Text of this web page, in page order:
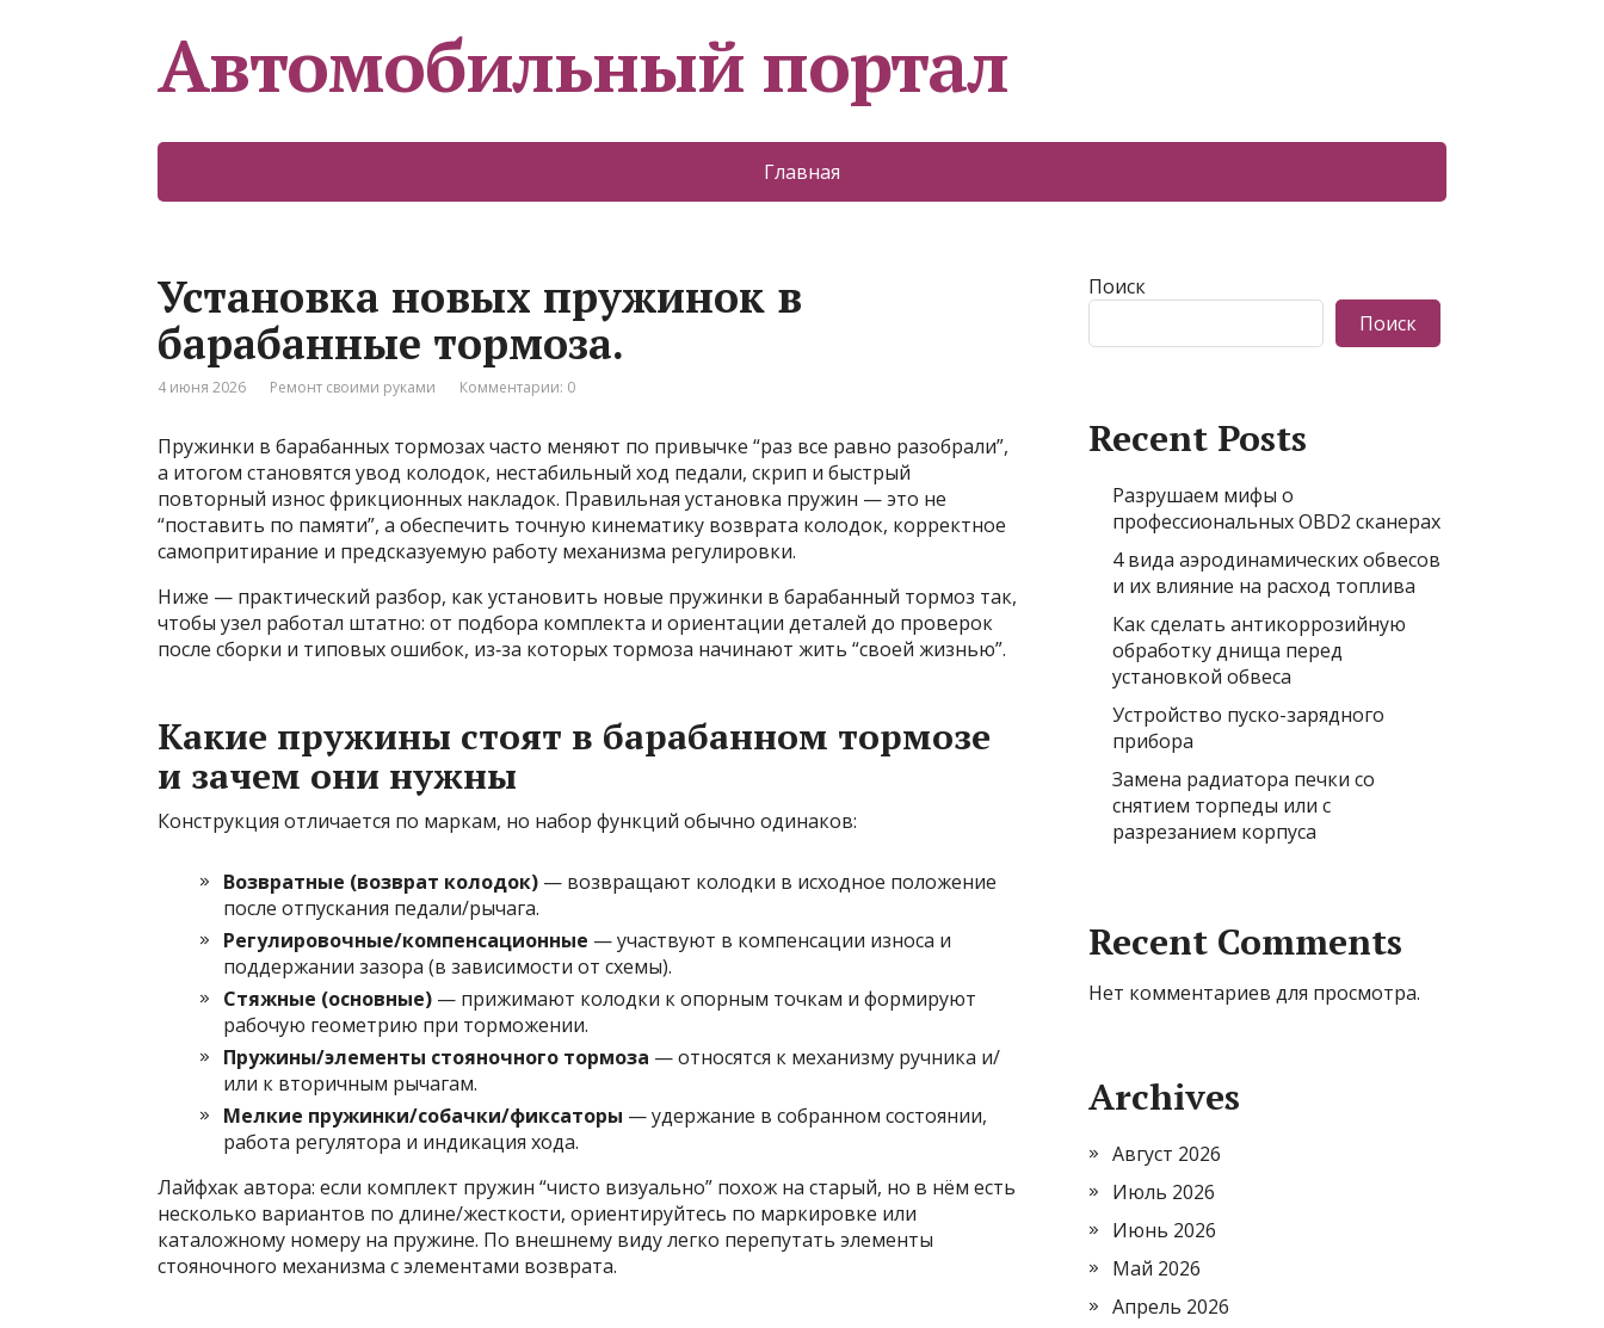
Автомобильный портал
Главная
Установка новых пружинок в
барабанные тормоза.
4 июня 2026 Ремонт своими руками Комментарии: 0
Пружинки в барабанных тормозах часто меняют по привычке “раз все равно разобрали”,
а итогом становятся увод колодок, нестабильный ход педали, скрип и быстрый
повторный износ фрикционных накладок. Правильная установка пружин — это не
“поставить по памяти”, а обеспечить точную кинематику возврата колодок, корректное
самопритирание и предсказуемую работу механизма регулировки.
Ниже — практический разбор, как установить новые пружинки в барабанный тормоз так,
чтобы узел работал штатно: от подбора комплекта и ориентации деталей до проверок
после сборки и типовых ошибок, из‑за которых тормоза начинают жить “своей жизнью”.
Какие пружины стоят в барабанном тормозе
и зачем они нужны
Конструкция отличается по маркам, но набор функций обычно одинаков:
Возвратные (возврат колодок) — возвращают колодки в исходное положение
после отпускания педали/рычага.
Регулировочные/компенсационные — участвуют в компенсации износа и
поддержании зазора (в зависимости от схемы).
Стяжные (основные) — прижимают колодки к опорным точкам и формируют
рабочую геометрию при торможении.
Пружины/элементы стояночного тормоза — относятся к механизму ручника и/
или к вторичным рычагам.
Мелкие пружинки/собачки/фиксаторы — удержание в собранном состоянии,
работа регулятора и индикация хода.
Лайфхак автора: если комплект пружин “чисто визуально” похож на старый, но в нём есть
несколько вариантов по длине/жесткости, ориентируйтесь по маркировке или
каталожному номеру на пружине. По внешнему виду легко перепутать элементы
стояночного механизма с элементами возврата.
Поиск
Поиск
Recent Posts
Разрушаем мифы о
профессиональных OBD2 сканерах
4 вида аэродинамических обвесов
и их влияние на расход топлива
Как сделать антикоррозийную
обработку днища перед
установкой обвеса
Устройство пуско-зарядного
прибора
Замена радиатора печки со
снятием торпеды или с
разрезанием корпуса
Recent Comments
Нет комментариев для просмотра.
Archives
Август 2026
Июль 2026
Июнь 2026
Май 2026
Апрель 2026